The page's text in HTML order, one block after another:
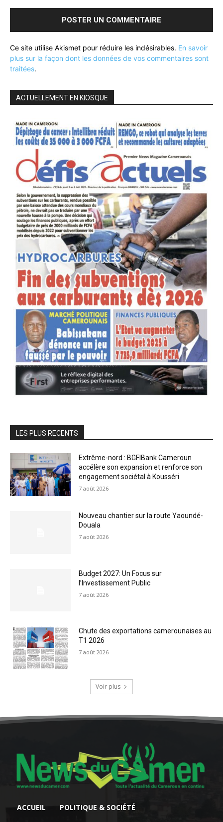
Ce site utilise Akismet pour réduire les indésirables. En savoir
plus sur la façon dont les données de vos commentaires sont
traitées.
ACTUELLEMENT EN KIOSQUE
LES PLUS RECENTS
Extrême-nord : BGFIBank Cameroun
accélère son expansion et renforce son
engagement sociétal à Kousséri
7 août 2026
Nouveau chantier sur la route Yaoundé-
Douala
7 août 2026
Budget 2027: Un Focus sur
l’Investissement Public
7 août 2026
Chute des exportations camerounaises au
T1 2026
7 août 2026
Voir plus
ACCUEIL POLITIQUE & SOCIÉTÉ